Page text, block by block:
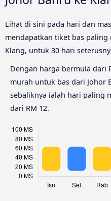
Lihat di sini pada hari dan
mendapatkan tiket bas
Klang, untuk 30 hari
Dengan harga bermula dari
murah untuk bas dari Johor
sebaliknya ialah hari paling
dari RM 12.